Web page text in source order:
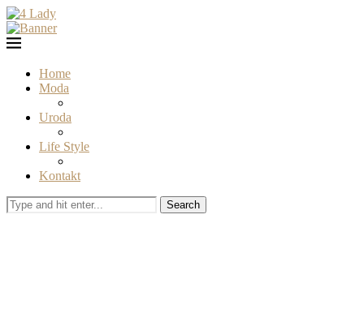
Home
Moda
Uroda
Life Style
Kontakt
Search